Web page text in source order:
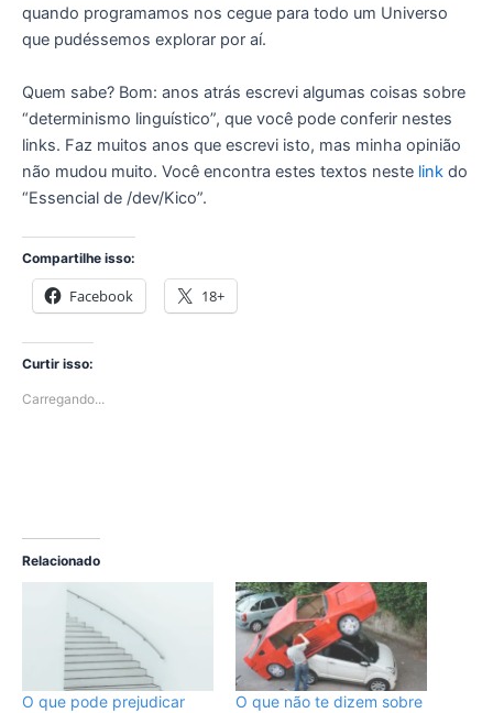
quando programamos nos cegue para todo um Universo
que pudéssemos explorar por aí.
Quem sabe? Bom: anos atrás escrevi algumas coisas sobre
“determinismo linguístico”, que você pode conferir nestes
links. Faz muitos anos que escrevi isto, mas minha opinião
não mudou muito. Você encontra estes textos neste link do
“Essencial de /dev/Kico”.
Compartilhe isso:
Facebook 18+
Curtir isso:
Carregando...
Relacionado
O que pode prejudicar
O que não te dizem sobre